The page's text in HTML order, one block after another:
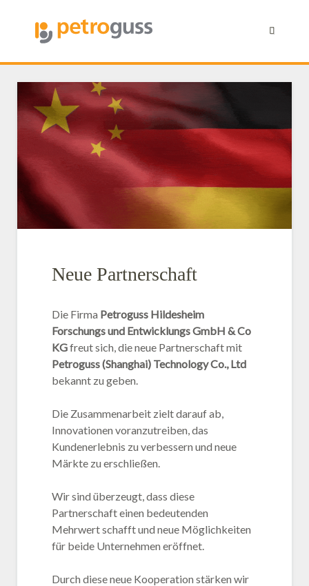
Neue Partnerschaft
Die Firma Petroguss Hildesheim
Forschungs und Entwicklungs GmbH & Co
KGfreut sich, die neue Partnerschaft mit
Petroguss (Shanghai) Technology Co., Ltd
bekannt zu geben.
Die Zusammenarbeit zielt darauf ab,
Innovationen voranzutreiben, das
Kundenerlebnis zu verbessern und neue
Märkte zu erschließen.
Wir sind überzeugt, dass diese
Partnerschaft einen bedeutenden
Mehrwert schafft und neue Möglichkeiten
für beide Unternehmen eröffnet.
Durch diese neue Kooperation stärken wir